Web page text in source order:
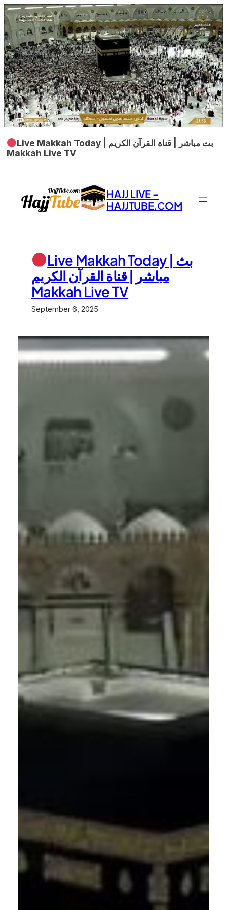
Live Makkah Today | بث مباشر | قناة القرآن الكريم
Makkah Live TV
content
HAJJ LIVE –
HAJJTUBE.COM
Live Makkah Today | بث
مباشر | قناة القرآن الكريم
Makkah Live TV
September 6, 2025